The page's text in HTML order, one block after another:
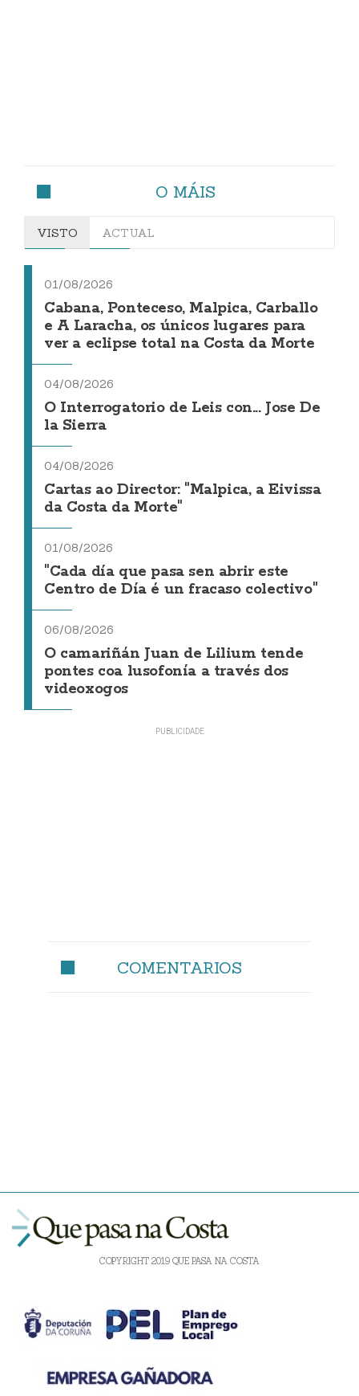
O MÁIS
VISTO ACTUAL
01/08/2026
Cabana, Ponteceso, Malpica, Carballo
e A Laracha, os únicos lugares para
ver a eclipse total na Costa da Morte
04/08/2026
O Interrogatorio de Leis con... Jose De
la Sierra
04/08/2026
Cartas ao Director: "Malpica, a Eivissa
da Costa da Morte"
01/08/2026
"Cada día que pasa sen abrir este
Centro de Día é un fracaso colectivo"
06/08/2026
O camariñán Juan de Lilium tende
pontes coa lusofonía a través dos
videoxogos
COMENTARIOS
COPYRIGHT 2019 QUE PASA NA COSTA